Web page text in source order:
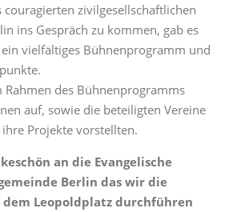
zivilgesellschaftlichen
ins Gespräch zu kommen, gab es
vielfältiges Bühnenprogramm und
des Bühnenprogramms
auf, sowie die beteiligten Vereine
Projekte vorstellten.
an die Evangelische
Berlin das wir die
Leopoldplatz durchführen